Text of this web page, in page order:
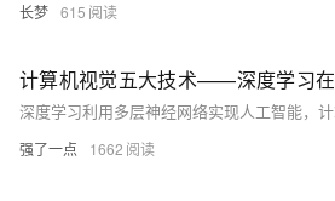
长梦 615
强了一点 1662